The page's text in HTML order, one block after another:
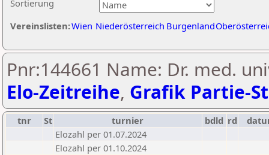
Sortierung
Vereinslisten:Wien Niederösterreich Burgenland
Pnr:144661 Name: Dr. med.
Elo-Zeitreihe, Grafik Partie-
tnr St turnier bdld rd
Elozahl per 01.07.2024
Elozahl per 01.10.2024